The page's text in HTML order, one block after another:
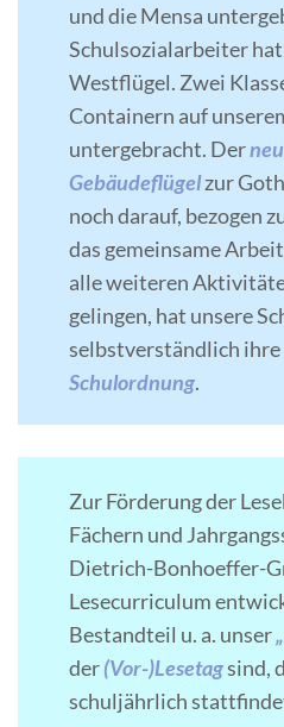
und die Mensa
Schulsozialarbeiter
Westflügel. Zwei
Containern auf
untergebracht. Der
Gebäudeflügelzur
noch darauf, bezogen
das gemeinsame
alle weiteren
gelingen, hat unsere
selbstverständlich ihre
Schulordnung.
Zur Förderung der
Fächern und
Dietrich-Bonhoeffer-
Lesecurriculum
Bestandteil u. a. unser
der(Vor-)Lesetagsind,
schuljährlich